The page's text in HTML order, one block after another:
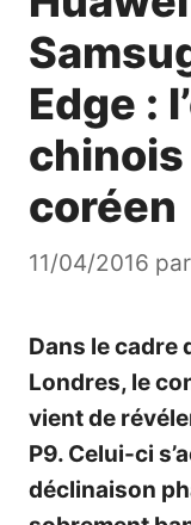
Edge :
coréen
11/04/2016 par
Dans le cadre
Londres, le
vient de
P9. Celui-ci
déclinaison